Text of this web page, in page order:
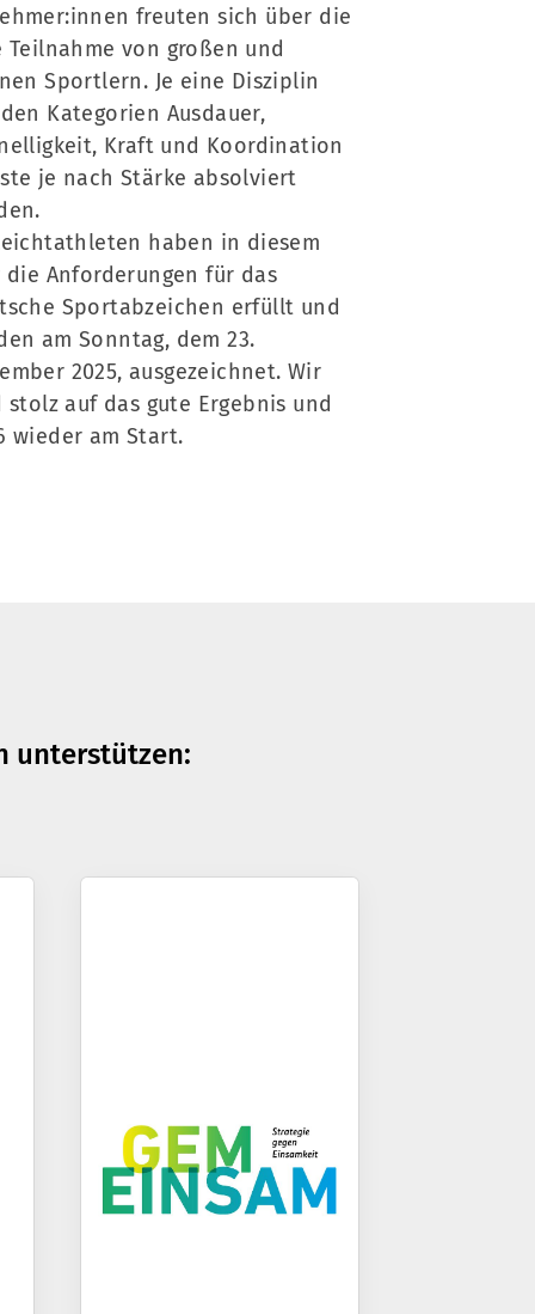
freuten sich über die
Teilnahme von großen und
Sportlern. Je eine Disziplin
Kategorien Ausdauer,
Kraft und Koordination
je nach Stärke absolviert
haben in diesem
die Anforderungen für das
Sportabzeichen erfüllt und
am Sonntag, dem 23.
2025, ausgezeichnet. Wir
stolz auf das gute Ergebnis und
wieder am Start.
unterstützen: